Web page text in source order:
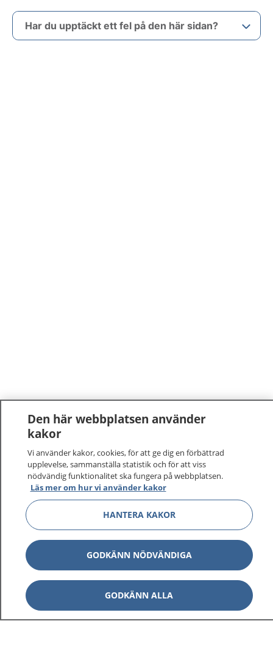
Har du upptäckt ett fel på den här sidan?
Den här webbplatsen använder
kakor
Vi använder kakor, cookies, för att ge dig en förbättrad
upplevelse, sammanställa statistik och för att viss
nödvändig funktionalitet ska fungera på webbplatsen.
Läs mer om hur vi använder kakor
HANTERA KAKOR
GODKÄNN NÖDVÄNDIGA
GODKÄNN ALLA